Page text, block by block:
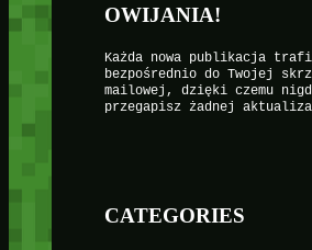
OWIJANIA!
Każda nowa publikacja
bezpośrednio do Twojej
mailowej, dzięki czemu
przegapisz żadnej
CATEGORIES